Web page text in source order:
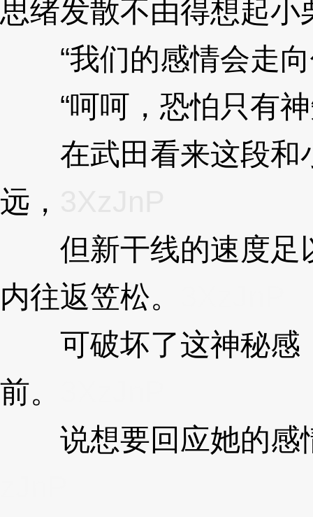
思绪发散不由得想起小
“我们的感情会走向
“呵呵，恐怕只有神
在武田看来这段和
远，
但新干线的速度足
内往返笠松。
可破坏了这神秘感
前。
说想要回应她的感